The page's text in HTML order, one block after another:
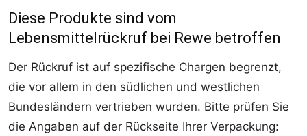
Diese Produkte sind vom
Lebensmittelrückruf bei Rewe betroffen
Der Rückruf ist auf spezifische Chargen begrenzt,
die vor allem in den südlichen und westlichen
Bundesländern vertrieben wurden. Bitte prüfen Sie
die Angaben auf der Rückseite Ihrer Verpackung: